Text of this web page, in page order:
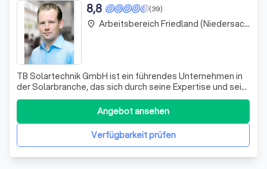
(39)
8,8
TB Solartechnik GmbH ist ein führendes Unternehmen in
der Solarbranche, das sich durch seine Expertise und sein
Engagement für erneuerbare Energien auszeichnet. Mit
Sitz in Uslar, Deutschland, sind wir stolz darauf, unseren
Kunden hochwertige Solartechnik-Lösungen anzubieten.
Unser Team besteht ausVerfügbarkeit prüfen
Angebot ansehen
place Arbeitsbereich Friedland (Niedersachsen)